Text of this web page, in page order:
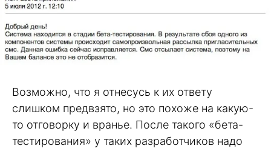
Возможно, что я отнесусь к их ответу
слишком предвзято, но это похоже на какую-
то отговорку и вранье. После такого «бета-
тестирования» у таких разработчиков надо